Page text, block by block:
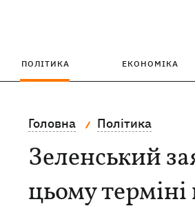
ПОЛІТИКА ЕКОНОМІКА
Головна Політика
Зеленський
цьому